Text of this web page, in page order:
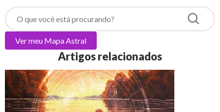
Ver meu Mapa Astral
Artigos relacionados